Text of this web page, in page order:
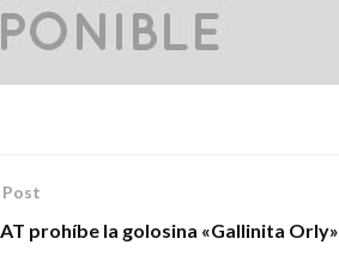
Post
prohíbe la golosina «Gallinita Orly»